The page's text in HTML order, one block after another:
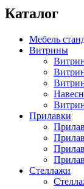
Каталог
Мебель
Витрины
Прилавки
Стеллажи